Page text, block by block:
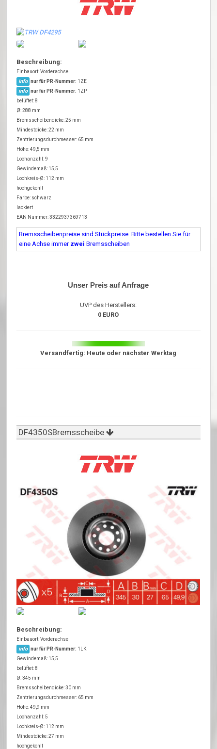
Beschreibung:
Einbauort: Vorderachse
info nur für PR-Nummer: 1ZE
info nur für PR-Nummer: 1ZP
belüftet: 8
Ø: 288 mm
Bremsscheibendicke: 25 mm
Mindestdicke: 22 mm
Zentrierungsdurchmesser: 65 mm
Höhe: 49,5 mm
Lochanzahl: 9
Gewindemaß: 15,5
Lochkreis-Ø: 112 mm
hochgekohlt
Farbe: schwarz
lackiert
EAN Nummer: 3322937369713
Bremsscheibenpreise sind Stückpreise. Bitte bestellen Sie für
eine Achse immer zwei Bremsscheiben
Unser Preis auf Anfrage
UVP des Herstellers:
0 EURO
Versandfertig: Heute oder nächster Werktag
DF4350SBremsscheibe
Beschreibung:
Einbauort: Vorderachse
info nur für PR-Nummer: 1LK
Gewindemaß: 15,5
belüftet: 8
Ø: 345 mm
Bremsscheibendicke: 30 mm
Zentrierungsdurchmesser: 65 mm
Höhe: 49,9 mm
Lochanzahl: 5
Lochkreis-Ø: 112 mm
Mindestdicke: 27 mm
hochgekohlt